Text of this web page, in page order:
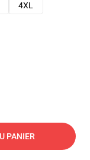
4XL
PANIER